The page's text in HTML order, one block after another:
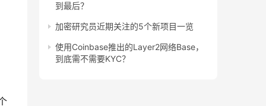
到最后？
加密研究员近期关注的5个新项目一览
使用Coinbase推出的Layer2网络Base，
到底需不需要KYC？